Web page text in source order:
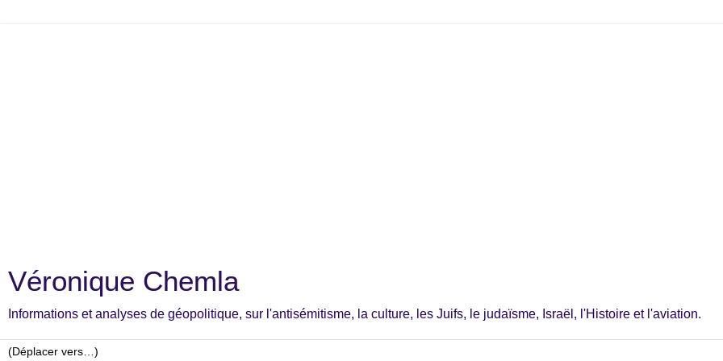
Véronique Chemla
Informations et analyses de géopolitique, sur l'antisémitisme, la culture, les Juifs, le judaïsme, Israël, l'Histoire et l'aviation.